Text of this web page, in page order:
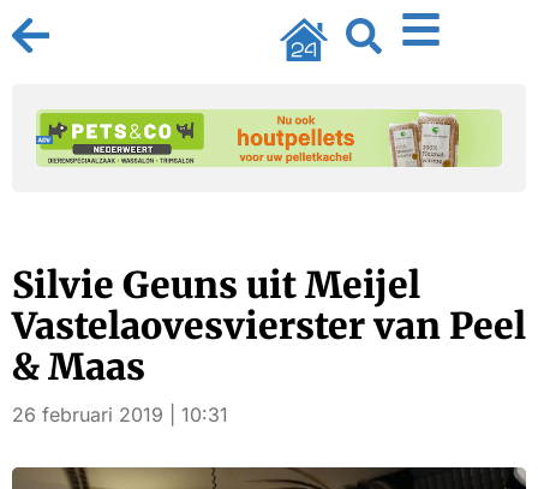
Silvie Geuns uit Meijel
Vastelaovesvierster van Peel
& Maas
26 februari 2019 | 10:31